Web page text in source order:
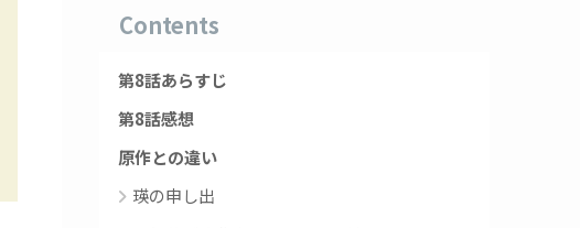
Contents
第8話あらすじ
第8話感想
原作との違い
瑛の申し出